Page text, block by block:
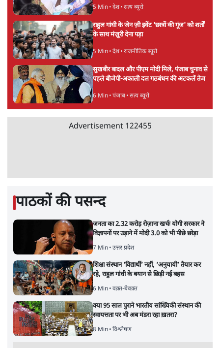
5 Min• देश• सत्य ब्यूरो
राहुल गांधी के जेन ज़ी इवेंट 'छात्रों की गूंज' को शर्तों
के साथ मंज़ूरी देना पड़ा
5 Min• देश• राजनीतिक ब्यूरो
सुखबीर बादल और पीएम मोदी मिले, पंजाब चुनाव से
पहले बीजेपी-अकाली दल गठबंधन की अटकलें तेज
6 Min• पंजाब• सत्य ब्यूरो
Advertisement 122455
पाठकों की पसन्द
जनता का 2.32 करोड़ रोज़ाना खर्चः योगी सरकार ने
विज्ञापनों पर उड़ाने में मोदी 3.0 को भी पीछे छोड़ा
7 Min• उत्तर प्रदेश
शिक्षा संस्थान ‘विद्यार्थी’ नहीं, ‘अनुयायी’ तैयार कर
रहे, राहुल गांधी के बयान से छिड़ी नई बहस
6 Min• वक़्त-बेवक़्त
क्या 95 साल पुराने भारतीय सांख्यिकी संस्थान की
स्वायत्तता पर भी अब मंडरा रहा ख़तरा?
8 Min• विश्लेषण